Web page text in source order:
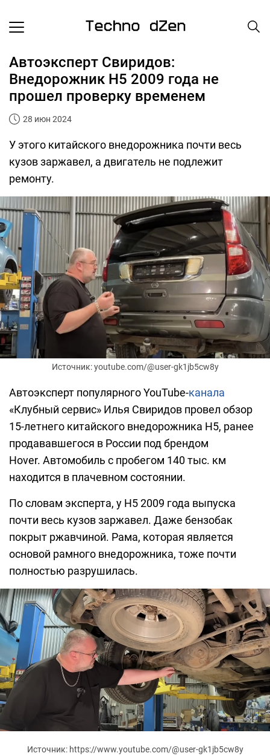
Автоэксперт Свиридов:
Внедорожник H5 2009 года не
прошел проверку временем
28 июн 2024
У этого китайского внедорожника почти весь
кузов заржавел, а двигатель не подлежит
ремонту.
Источник: youtube.com/@user-gk1jb5cw8y
Автоэксперт популярного YouTube-канала
«Клубный сервис» Илья Свиридов провел обзор
15-летнего китайского внедорожника H5, ранее
продававшегося в России под брендом
Hover. Автомобиль с пробегом 140 тыс. км
находится в плачевном состоянии.
По словам эксперта, у H5 2009 года выпуска
почти весь кузов заржавел. Даже бензобак
покрыт ржавчиной. Рама, которая является
основой рамного внедорожника, тоже почти
полностью разрушилась.
Источник: https://www.youtube.com/@user-gk1jb5cw8y